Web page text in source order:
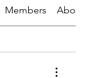
Members About